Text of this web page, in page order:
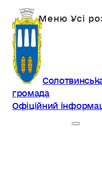
громада
Офіційний